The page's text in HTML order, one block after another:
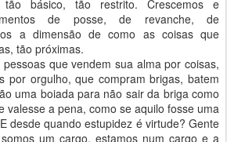
básico, tão restrito. Crescemos e
de posse, de revanche, de
a dimensão de como as coisas que
tão próximas.
que vendem sua alma por coisas,
por orgulho, que compram brigas, batem
uma boiada para não sair da briga como
valesse a pena, como se aquilo fosse uma
desde quando estupidez é virtude? Gente
um cargo, estamos num cargo e a